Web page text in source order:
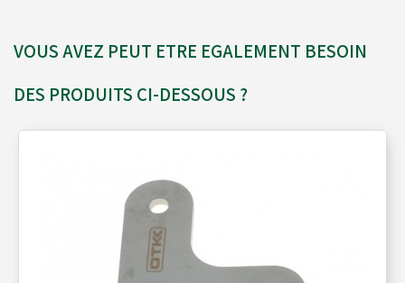
VOUS AVEZ PEUT ETRE EGALEMENT BESOIN
DES PRODUITS CI-DESSOUS ?
Plombs - Câbles - Mesure